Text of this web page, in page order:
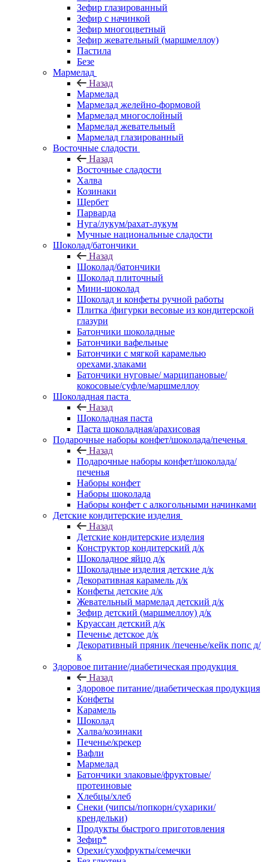
Зефир глазированный
Зефир с начинкой
Зефир многоцветный
Зефир жевательный (маршмеллоу)
Пастила
Безе
Мармелад
Назад
Мармелад
Мармелад желейно-формовой
Мармелад многослойный
Мармелад жевательный
Мармелад глазированный
Восточные сладости
Назад
Восточные сладости
Халва
Козинаки
Щербет
Парварда
Нуга/лукум/рахат-лукум
Мучные национальные сладости
Шоколад/батончики
Назад
Шоколад/батончики
Шоколад плиточный
Мини-шоколад
Шоколад и конфеты ручной работы
Плитка /фигурки весовые из кондитерской
глазури
Батончики шоколадные
Батончики вафельные
Батончики с мягкой карамелью
орехами,злаками
Батончики нуговые/ марципановые/
кокосовые/суфле/маршмеллоу
Шоколадная паста
Назад
Шоколадная паста
Паста шоколадная/арахисовая
Подарочные наборы конфет/шоколада/печенья
Назад
Подарочные наборы конфет/шоколада/
печенья
Наборы конфет
Наборы шоколада
Наборы конфет с алкогольными начинками
Детские кондитерские изделия
Назад
Детские кондитерские изделия
Конструктор кондитерский д/к
Шоколадное яйцо д/к
Шоколадные изделия детские д/к
Декоративная карамель д/к
Конфеты детские д/к
Жевательный мармелад детский д/к
Зефир детский (маршмеллоу) д/к
Круассан детский д/к
Печенье детское д/к
Декоративный пряник /печенье/кейк попс д/
к
Здоровое питание/диабетическая продукция
Назад
Здоровое питание/диабетическая продукция
Конфеты
Карамель
Шоколад
Халва/козинаки
Печенье/крекер
Вафли
Мармелад
Батончики злаковые/фруктовые/
протеиновые
Хлебцы/хлеб
Снеки (чипсы/попкорн/сухарики/
крендельки)
Продукты быстрого приготовления
Зефир*
Орехи/сухофрукты/семечки